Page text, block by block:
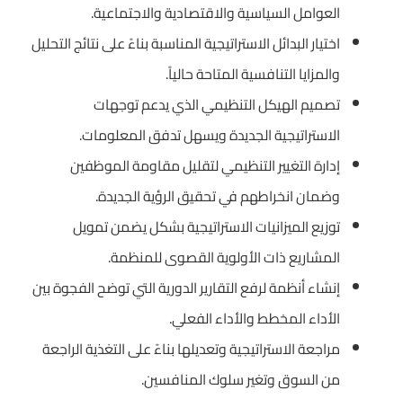
العوامل السياسية والاقتصادية والاجتماعية.
اختيار البدائل الاستراتيجية المناسبة بناءً على نتائج التحليل
والمزايا التنافسية المتاحة حالياً.
تصميم الهيكل التنظيمي الذي يدعم توجهات
الاستراتيجية الجديدة ويسهل تدفق المعلومات.
إدارة التغيير التنظيمي لتقليل مقاومة الموظفين
وضمان انخراطهم في تحقيق الرؤية الجديدة.
توزيع الميزانيات الاستراتيجية بشكل يضمن تمويل
المشاريع ذات الأولوية القصوى للمنظمة.
إنشاء أنظمة لرفع التقارير الدورية التي توضح الفجوة بين
الأداء المخطط والأداء الفعلي.
مراجعة الاستراتيجية وتعديلها بناءً على التغذية الراجعة
من السوق وتغير سلوك المنافسين.